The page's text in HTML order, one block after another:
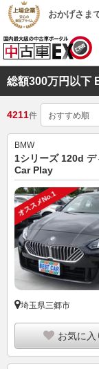
おかげさま
総額300万円以下
4211件
BMW
1シリーズ 120d
Car Play
オススメNo.1
埼玉県三郷市
お気に入